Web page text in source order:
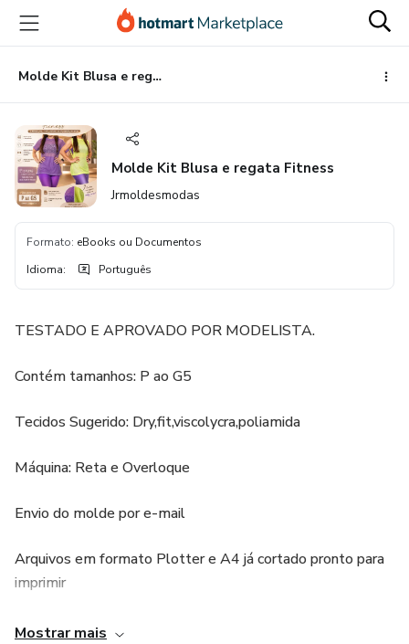
para
conteúdo
principal
para
pagamento
para
rodapé
Molde Kit Blusa e regata Fitness
Molde Kit Blusa e regata Fitness
Jrmoldesmodas
Formato: eBooks ou Documentos
Idioma: Português
TESTADO E APROVADO POR MODELISTA.
Contém tamanhos: P ao G5
Tecidos Sugerido: Dry,fit,viscolycra,poliamida
Máquina: Reta e Overloque
Envio do molde por e-mail
Arquivos em formato Plotter e A4 já cortado pronto para
imprimir
Molde graduado, um tamanho dentro do outro.
Mostrar mais